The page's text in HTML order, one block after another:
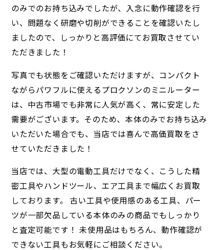
のみでのお持ち込みでしたが、入念に動作確認を行
い、問題なく研磨や切削ができることを確認いたし
ましたので、しっかりと高評価にてお買取させてい
ただきました！
写真でも状態をご確認いただけますが、コンパクト
ながらパワフルに使えるプロクソンのミニルーター
は、中古市場でも非常に人気が高く、常に安定した
需要がございます。そのため、本体のみでお持ち込み
いただいた場合でも、当店では喜んで高価買取をさ
せていただきました！
当店では、大型の電動工具だけでなく、こうした精
密工具やハンドツール、エア工具まで幅広くお買取
しております。 古い工具や使用感のある工具、パー
ツが一部欠品している本体のみの商品でもしっかり
と査定可能です！ 未使用品はもちろん、動作確認が
できない工具もお気軽にご相談ください。